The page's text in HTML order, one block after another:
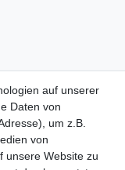
auf unserer
Daten von
um z.B.
von
unsere Website zu